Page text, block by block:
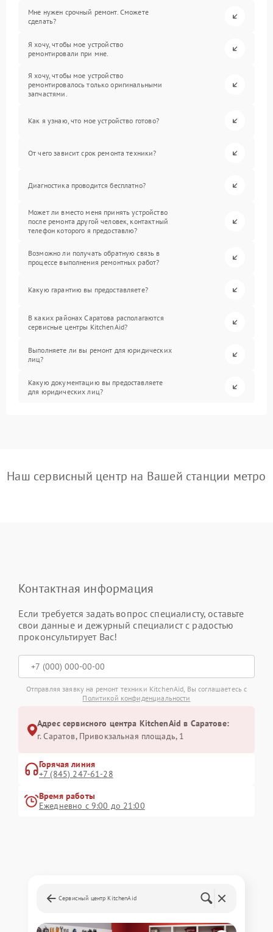
Мне нужен срочный ремонт. Сможете
сделать?
Я хочу, чтобы мое устройство
ремонтировали при мне.
Я хочу, чтобы мое устройство
ремонтировалось только оригинальными
запчастями.
Как я узнаю, что мое устройство готово?
От чего зависит срок ремонта техники?
Диагностика проводится бесплатно?
Может ли вместо меня принять устройство
после ремонта другой человек, контактный
телефон которого я предоставлю?
Возможно ли получать обратную связь в
процессе выполнения ремонтных работ?
Какую гарантию вы предоставляете?
В каких районах Саратова располагаются
сервисные центры KitchenAid?
Выполняете ли вы ремонт для юридических
лиц?
Какую документацию вы предоставляете
для юридических лиц?
Наш сервисный центр на Вашей станции метро
Контактная информация
Если требуется задать вопрос специалисту, оставьте
свои данные и дежурный специалист с радостью
проконсультирует Вас!
Отправляя заявку на ремонт техники KitchenAid, Вы соглашаетесь с
Политикой конфиденциальности
Адрес сервисного центра KitchenAid в Саратове:
г. Саратов, Привокзальная площадь, 1
Горячая линия
+7 (845) 247-61-28
Время работы
Ежедневно с 9:00 до 21:00
Сервисный центр KitchenAid